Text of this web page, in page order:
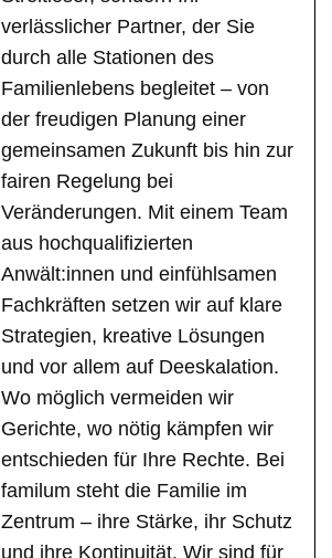
verlässlicher Partner, der Sie
durch alle Stationen des
Familienlebens begleitet – von
der freudigen Planung einer
gemeinsamen Zukunft bis hin zur
fairen Regelung bei
Veränderungen. Mit einem Team
aus hochqualifizierten
Anwält:innen und einfühlsamen
Fachkräften setzen wir auf klare
Strategien, kreative Lösungen
und vor allem auf Deeskalation.
Wo möglich vermeiden wir
Gerichte, wo nötig kämpfen wir
entschieden für Ihre Rechte. Bei
familum steht die Familie im
Zentrum – ihre Stärke, ihr Schutz
und ihre Kontinuität. Wir sind für